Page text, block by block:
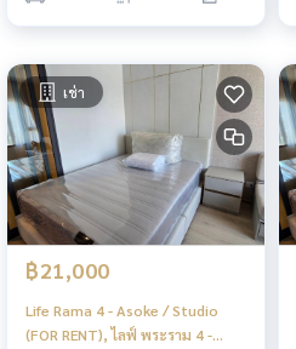
เช่า
฿21,000
Life Rama 4 - Asoke / Studio
(FOR RENT), ไลฟ์ พระราม 4 -